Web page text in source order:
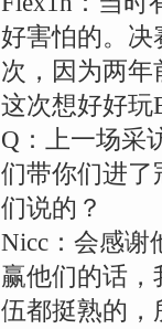
好害怕的。决
次，因为两年
这次想好好玩
Q：上一场采
们带你们进了
们说的？
Nicc：会感谢
赢他们的话
伍都挺熟的，